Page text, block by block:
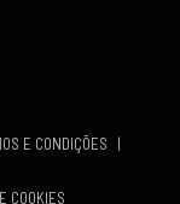
E CONDIÇÕES
|
COOKIES